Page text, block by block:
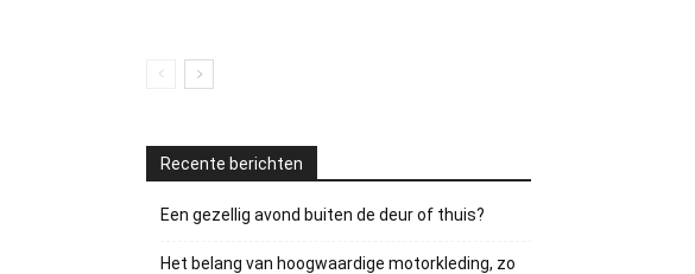
Recente berichten
Een gezellig avond buiten de deur of thuis?
Het belang van hoogwaardige motorkleding, zo